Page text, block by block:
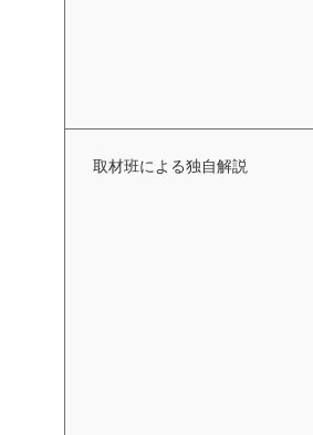
取材班による独自解説